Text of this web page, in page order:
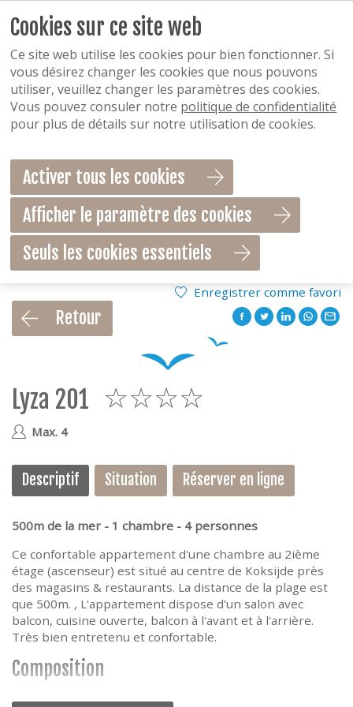
Enregistrer comme favori
Retour
Lyza 201
Max. 4
Descriptif Situation Réserver en ligne
500m de la mer - 1 chambre - 4 personnes
Ce confortable appartement d'une chambre au 2ième
étage (ascenseur) est situé au centre de Koksijde près
des magasins & restaurants. La distance de la plage est
que 500m. , L'appartement dispose d'un salon avec
balcon, cuisine ouverte, balcon à l'avant et à l'arrière.
Très bien entretenu et confortable.
Composition
Hall, wc, salle de séjour avec balcon, cuisine ouverte
Cookies sur ce site web
Ce site web utilise les cookies pour bien fonctionner. Si
vous désirez changer les cookies que nous pouvons
utiliser, veuillez changer les paramètres des cookies.
Vous pouvez consuler notre politique de confidentialité
pour plus de détails sur notre utilisation de cookies.
Activer tous les cookies
Afficher le paramètre des cookies
Seuls les cookies essentiels